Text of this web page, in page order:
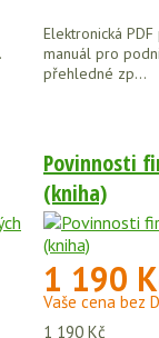
Elektronická
manuál pro
přehledné zp...
Povinnosti
(kniha)
1 190
Vaše cena bez
1 190 Kč